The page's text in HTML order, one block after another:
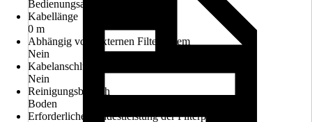
Bedienungsanleitung
Kabellänge
0 m
Abhängig vom externen Filtersystem
Nein
Kabelanschluss
Nein
Reinigungsbereich
Boden
Erforderliche Mindestleistung der Filterpumpe